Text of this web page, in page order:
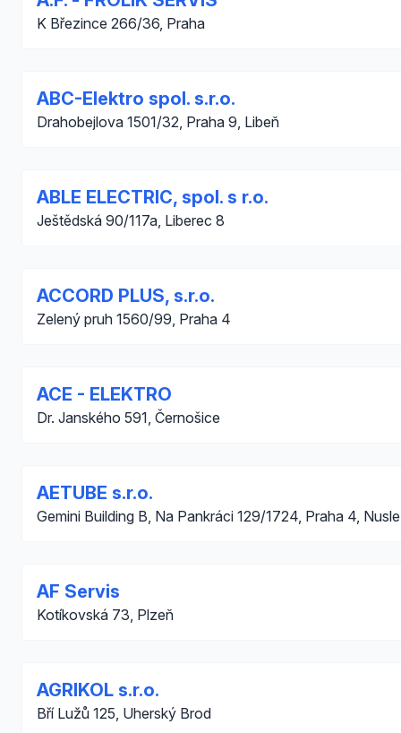
K Březince 266/36, Praha
ABC-Elektro spol. s.r.o.
Drahobejlova 1501/32, Praha 9, Libeň
ABLE ELECTRIC, spol. s r.o.
Ještědská 90/117a, Liberec 8
ACCORD PLUS, s.r.o.
Zelený pruh 1560/99, Praha 4
ACE - ELEKTRO
Dr. Janského 591, Černošice
AETUBE s.r.o.
Gemini Building B, Na Pankráci 129/1724, Praha 4, Nusle
AF Servis
Kotíkovská 73, Plzeň
AGRIKOL s.r.o.
Bří Lužů 125, Uherský Brod